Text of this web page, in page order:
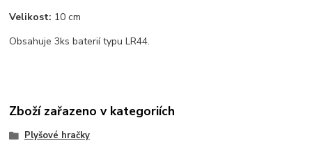
Velikost: 10 cm
Obsahuje 3ks baterií typu LR44.
Zboží zařazeno v kategoriích
Plyšové hračky